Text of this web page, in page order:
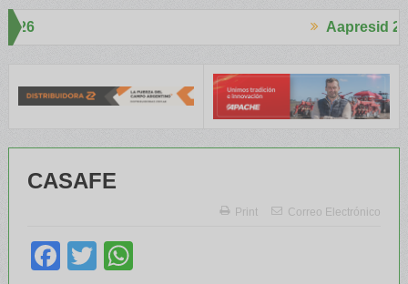
Aapresid
CASAFE
Print Correo Electrónico
Facebook
Twitter